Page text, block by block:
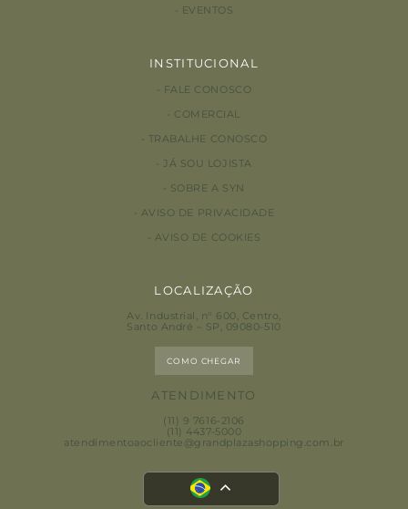
EVENTOS
INSTITUCIONAL
FALE CONOSCO
COMERCIAL
TRABALHE CONOSCO
JÁ SOU LOJISTA
SOBRE A SYN
AVISO DE PRIVACIDADE
AVISO DE COOKIES
LOCALIZAÇÃO
Av. Industrial, n° 600, Centro,
Santo André – SP, 09080-510
COMO CHEGAR
ATENDIMENTO
(11) 9 7616-2106
(11) 4437-5000
atendimentoaocliente@grandplazashopping.com.br